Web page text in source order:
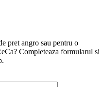
pret angro sau pentru o
Completeaza formularul si